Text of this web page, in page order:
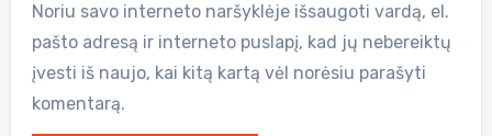
Noriu savo interneto naršyklėje išsaugoti vardą, el.
pašto adresą ir interneto puslapį, kad jų nebereiktų
įvesti iš naujo, kai kitą kartą vėl norėsiu parašyti
komentarą.